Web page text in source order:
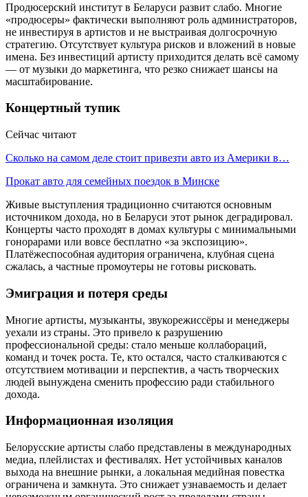
Продюсерский институт в Беларуси развит слабо. Многие
«продюсеры» фактически выполняют роль администраторов,
не инвестируя в артистов и не выстраивая долгосрочную
стратегию. Отсутствует культура рисков и вложений в новые
имена. Без инвестиций артисту приходится делать всё самому
— от музыки до маркетинга, что резко снижает шансы на
масштабирование.
Концертный тупик
Сейчас читают
Сколько на самом деле стоит привезти авто из Америки в…
Прокат авто для семейных поездок в Минске
Живые выступления традиционно считаются основным
источником дохода, но в Беларуси этот рынок деградировал.
Концерты часто проходят в домах культуры с минимальными
гонорарами или вовсе бесплатно «за экспозицию».
Платёжеспособная аудитория ограничена, клубная сцена
сжалась, а частные промоутеры не готовы рисковать.
Эмиграция и потеря среды
Многие артисты, музыканты, звукорежиссёры и менеджеры
уехали из страны. Это привело к разрушению
профессиональной среды: стало меньше коллабораций,
команд и точек роста. Те, кто остался, часто сталкиваются с
отсутствием мотивации и перспектив, а часть творческих
людей вынуждена сменить профессию ради стабильного
дохода.
Информационная изоляция
Белорусские артисты слабо представлены в международных
медиа, плейлистах и фестивалях. Нет устойчивых каналов
выхода на внешние рынки, а локальная медийная повестка
ограничена и замкнута. Это снижает узнаваемость и делает